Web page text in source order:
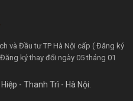
và Đầu tư TP Hà Nội cấp ( Đăng ký
ký thay đổi ngày 05 tháng 01
- Thanh Trì - Hà Nội.